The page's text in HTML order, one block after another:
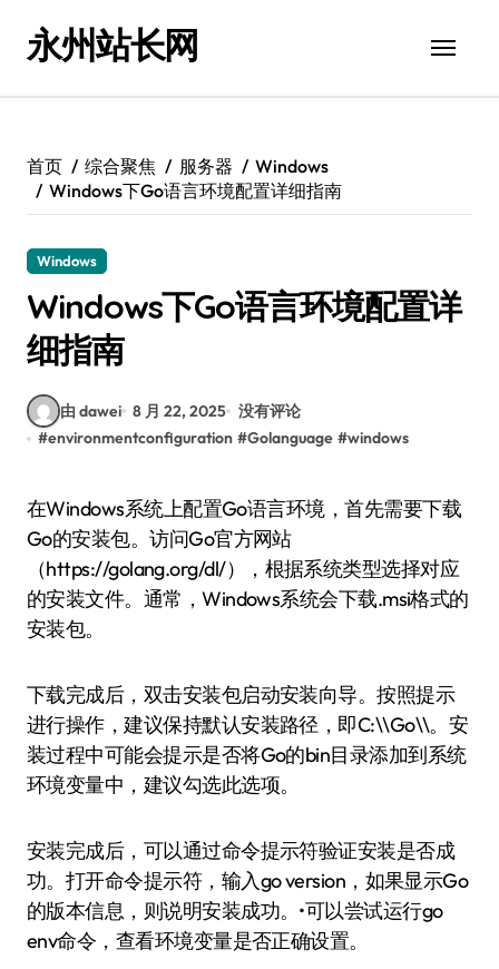
永州站长网
首页 综合聚焦 服务器
Windows
Windows下Go语言环境配置详细指南
Windows
Windows下Go语言环境配置详
细指南
由 dawei 8 月 22, 2025 没有评论
#environmentconfiguration #Golanguage #windows
在Windows系统上配置Go语言环境，首先需要下载
Go的安装包。访问Go官方网站
（https://golang.org/dl/），根据系统类型选择对应
的安装文件。通常，Windows系统会下载.msi格式的
安装包。
下载完成后，双击安装包启动安装向导。按照提示
进行操作，建议保持默认安装路径，即C:\\Go\\。安
装过程中可能会提示是否将Go的bin目录添加到系统
环境变量中，建议勾选此选项。
安装完成后，可以通过命令提示符验证安装是否成
功。打开命令提示符，输入go version，如果显示Go
的版本信息，则说明安装成功。•可以尝试运行go
env命令，查看环境变量是否正确设置。